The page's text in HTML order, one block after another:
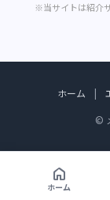
※当サイトは紹介
ホーム |
©
home
ホーム